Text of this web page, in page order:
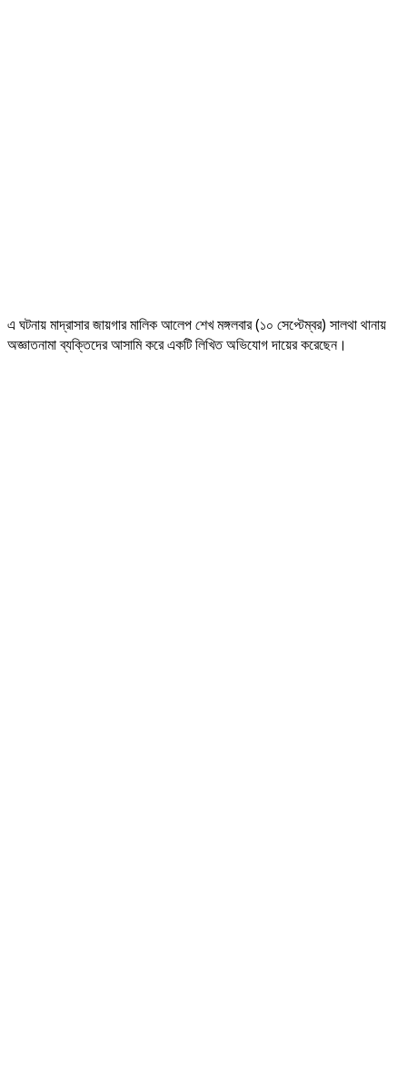
এ ঘটনায় মাদ্রাসার জায়গার মালিক আলেপ শেখ মঙ্গলবার (১০ সেপ্টেম্বর) সালথা থানায়
অজ্ঞাতনামা ব্যক্তিদের আসামি করে একটি লিখিত অভিযোগ দায়ের করেছেন।